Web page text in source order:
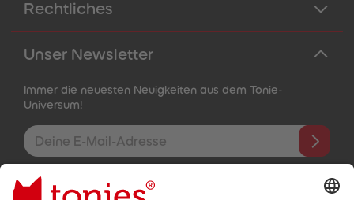
Rechtliches
Unser Newsletter
Immer die neuesten Neuigkeiten aus dem Tonie-
Universum!
E-Mail-Addresse
Mit dem Absenden abonnierst du unseren E-Mail-Newsletter, der
auf den von dir bereitgestellten Informationen (z.B. Account-